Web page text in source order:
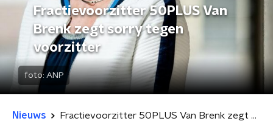
Fractievoorzitter 50PLUS Van
Brenk zegt sorry tegen
voorzitter
foto: ANP
Nieuws Fractievoorzitter 50PLUS Van Brenk zegt sorry tegen voorzitter